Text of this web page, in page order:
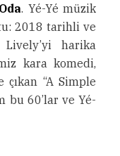
. Yé-Yé müzik
2018 tarihli ve
harika
kara komedi,
“A Simple
bu 60’lar ve Yé-